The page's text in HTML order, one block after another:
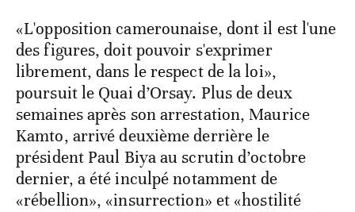
«L'opposition camerounaise, dont il est l'une
des figures, doit pouvoir s'exprimer
librement, dans le respect de la loi»,
poursuit le Quai d’Orsay. Plus de deux
semaines après son arrestation, Maurice
Kamto, arrivé deuxième derrière le
président Paul Biya au scrutin d’octobre
dernier, a été inculpé notamment de
«rébellion», «insurrection» et «hostilité